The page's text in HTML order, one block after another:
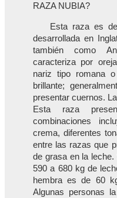
RAZA NUBIA?
Esta raza es
desarrollada en
también como
caracteriza por
nariz tipo romana
brillante;
presentar cuernos.
Esta raza
combinaciones
crema, diferentes
entre las razas que
de grasa en la
590 a 680 kg de
hembra es de 60
Algunas personas